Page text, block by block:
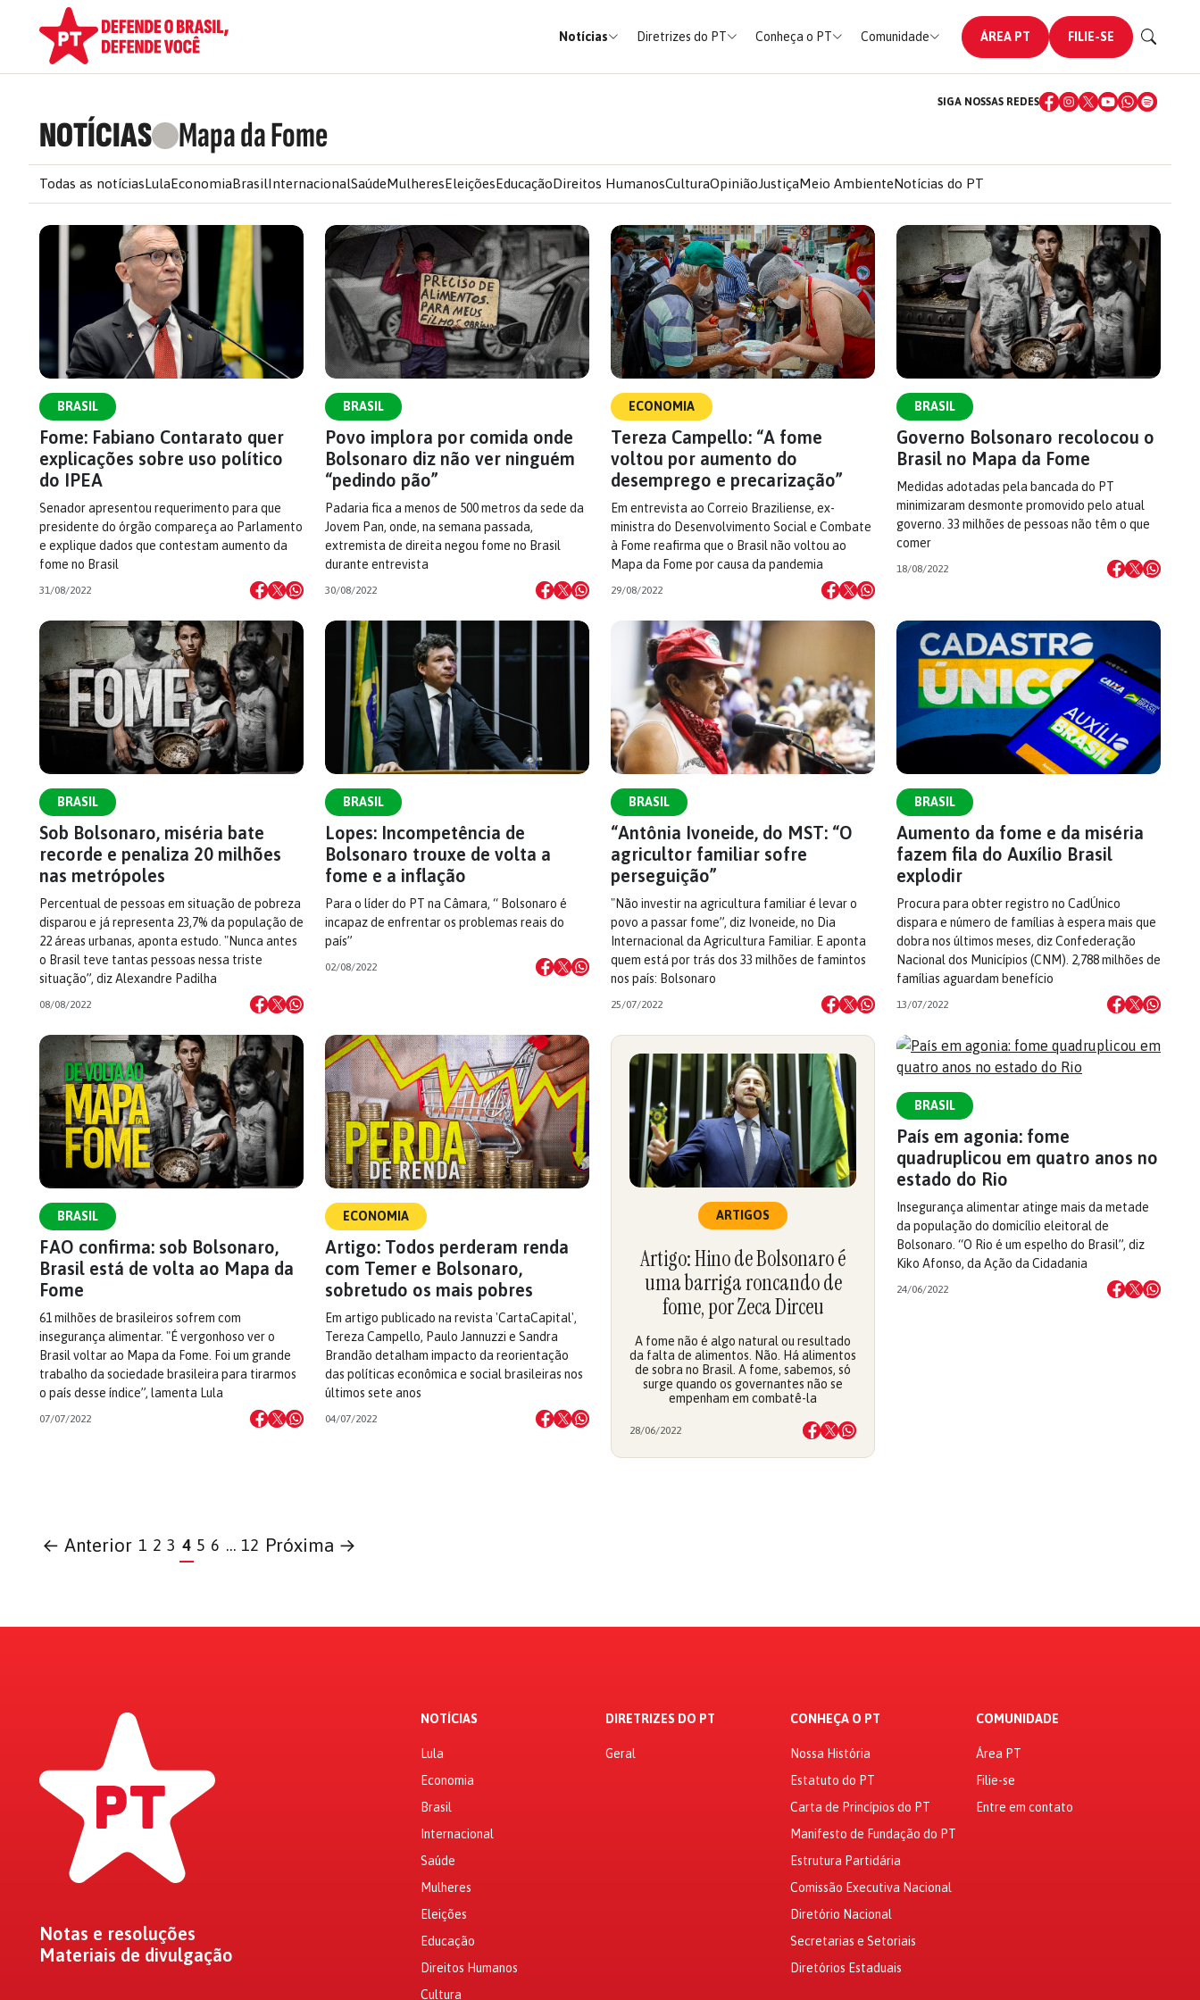
Notícias Diretrizes do PT Conheça o PT Comunidade ÁREA PT FILIE-SE
NOTÍCIAS Mapa da Fome
SIGA NOSSAS REDES
Todas as notíciasLulaEconomiaBrasilInternacionalSaúdeMulheresEleiçõesEducaçãoDireitos HumanosCulturaOpiniãoJustiçaMeio AmbienteNotícias do PT
BRASIL
Fome: Fabiano Contarato quer
explicações sobre uso político
do IPEA
Senador apresentou requerimento para que
presidente do órgão compareça ao Parlamento
e explique dados que contestam aumento da
fome no Brasil
31/08/2022
BRASIL
Povo implora por comida onde
Bolsonaro diz não ver ninguém
“pedindo pão”
Padaria fica a menos de 500 metros da sede da
Jovem Pan, onde, na semana passada,
extremista de direita negou fome no Brasil
durante entrevista
30/08/2022
ECONOMIA
Tereza Campello: “A fome
voltou por aumento do
desemprego e precarização”
Em entrevista ao Correio Braziliense, ex-
ministra do Desenvolvimento Social e Combate
à Fome reafirma que o Brasil não voltou ao
Mapa da Fome por causa da pandemia
29/08/2022
BRASIL
Governo Bolsonaro recolocou o
Brasil no Mapa da Fome
Medidas adotadas pela bancada do PT
minimizaram desmonte promovido pelo atual
governo. 33 milhões de pessoas não têm o que
comer
18/08/2022
BRASIL
Sob Bolsonaro, miséria bate
recorde e penaliza 20 milhões
nas metrópoles
Percentual de pessoas em situação de pobreza
disparou e já representa 23,7% da população de
22 áreas urbanas, aponta estudo. "Nunca antes
o Brasil teve tantas pessoas nessa triste
situação”, diz Alexandre Padilha
08/08/2022
BRASIL
Lopes: Incompetência de
Bolsonaro trouxe de volta a
fome e a inflação
Para o líder do PT na Câmara, “ Bolsonaro é
incapaz de enfrentar os problemas reais do
país”
02/08/2022
BRASIL
“Antônia Ivoneide, do MST: “O
agricultor familiar sofre
perseguição”
"Não investir na agricultura familiar é levar o
povo a passar fome”, diz Ivoneide, no Dia
Internacional da Agricultura Familiar. E aponta
quem está por trás dos 33 milhões de famintos
nos país: Bolsonaro
25/07/2022
BRASIL
Aumento da fome e da miséria
fazem fila do Auxílio Brasil
explodir
Procura para obter registro no CadÚnico
dispara e número de famílias à espera mais que
dobra nos últimos meses, diz Confederação
Nacional dos Municípios (CNM). 2,788 milhões de
famílias aguardam benefício
13/07/2022
BRASIL
FAO confirma: sob Bolsonaro,
Brasil está de volta ao Mapa da
Fome
61 milhões de brasileiros sofrem com
insegurança alimentar. "É vergonhoso ver o
Brasil voltar ao Mapa da Fome. Foi um grande
trabalho da sociedade brasileira para tirarmos
o país desse índice”, lamenta Lula
07/07/2022
ECONOMIA
Artigo: Todos perderam renda
com Temer e Bolsonaro,
sobretudo os mais pobres
Em artigo publicado na revista 'CartaCapital',
Tereza Campello, Paulo Jannuzzi e Sandra
Brandão detalham impacto da reorientação
das políticas econômica e social brasileiras nos
últimos sete anos
04/07/2022
ARTIGOS
Artigo: Hino de Bolsonaro é
uma barriga roncando de
fome, por Zeca Dirceu
A fome não é algo natural ou resultado
da falta de alimentos. Não. Há alimentos
de sobra no Brasil. A fome, sabemos, só
surge quando os governantes não se
empenham em combatê-la
28/06/2022
BRASIL
País em agonia: fome
quadruplicou em quatro anos no
estado do Rio
Insegurança alimentar atinge mais da metade
da população do domicílio eleitoral de
Bolsonaro. “O Rio é um espelho do Brasil”, diz
Kiko Afonso, da Ação da Cidadania
24/06/2022
← Anterior 1 2 3 4 5 6 … 12 Próxima →
Notas e resoluções
Materiais de divulgação
NOTÍCIAS
Lula
Economia
Brasil
Internacional
Saúde
Mulheres
Eleições
Educação
Direitos Humanos
Cultura
DIRETRIZES DO PT
Geral
CONHEÇA O PT
Nossa História
Estatuto do PT
Carta de Princípios do PT
Manifesto de Fundação do PT
Estrutura Partidária
Comissão Executiva Nacional
Diretório Nacional
Secretarias e Setoriais
Diretórios Estaduais
COMUNIDADE
Área PT
Filie-se
Entre em contato